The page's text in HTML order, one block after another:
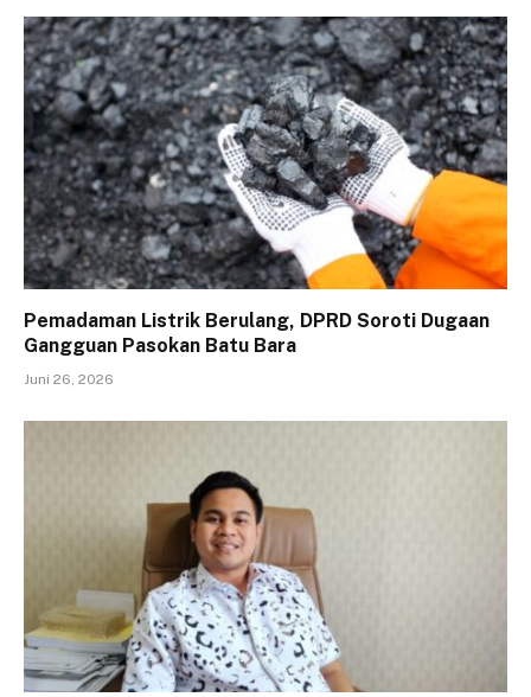
Pemadaman Listrik Berulang, DPRD Soroti Dugaan
Gangguan Pasokan Batu Bara
Juni 26, 2026